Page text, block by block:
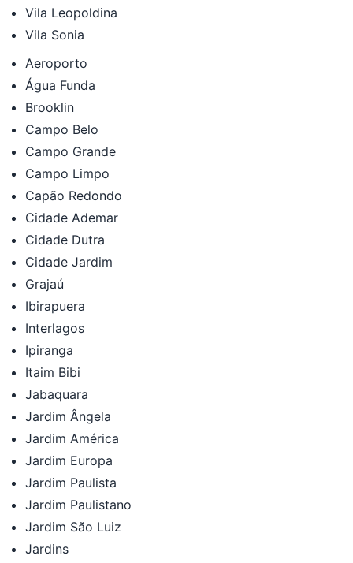
Vila Leopoldina
Vila Sonia
Aeroporto
Água Funda
Brooklin
Campo Belo
Campo Grande
Campo Limpo
Capão Redondo
Cidade Ademar
Cidade Dutra
Cidade Jardim
Grajaú
Ibirapuera
Interlagos
Ipiranga
Itaim Bibi
Jabaquara
Jardim Ângela
Jardim América
Jardim Europa
Jardim Paulista
Jardim Paulistano
Jardim São Luiz
Jardins